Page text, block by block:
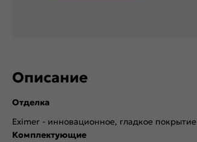
Описание
Отделка
Eximer - инновационное, гладкое
Комплектующие